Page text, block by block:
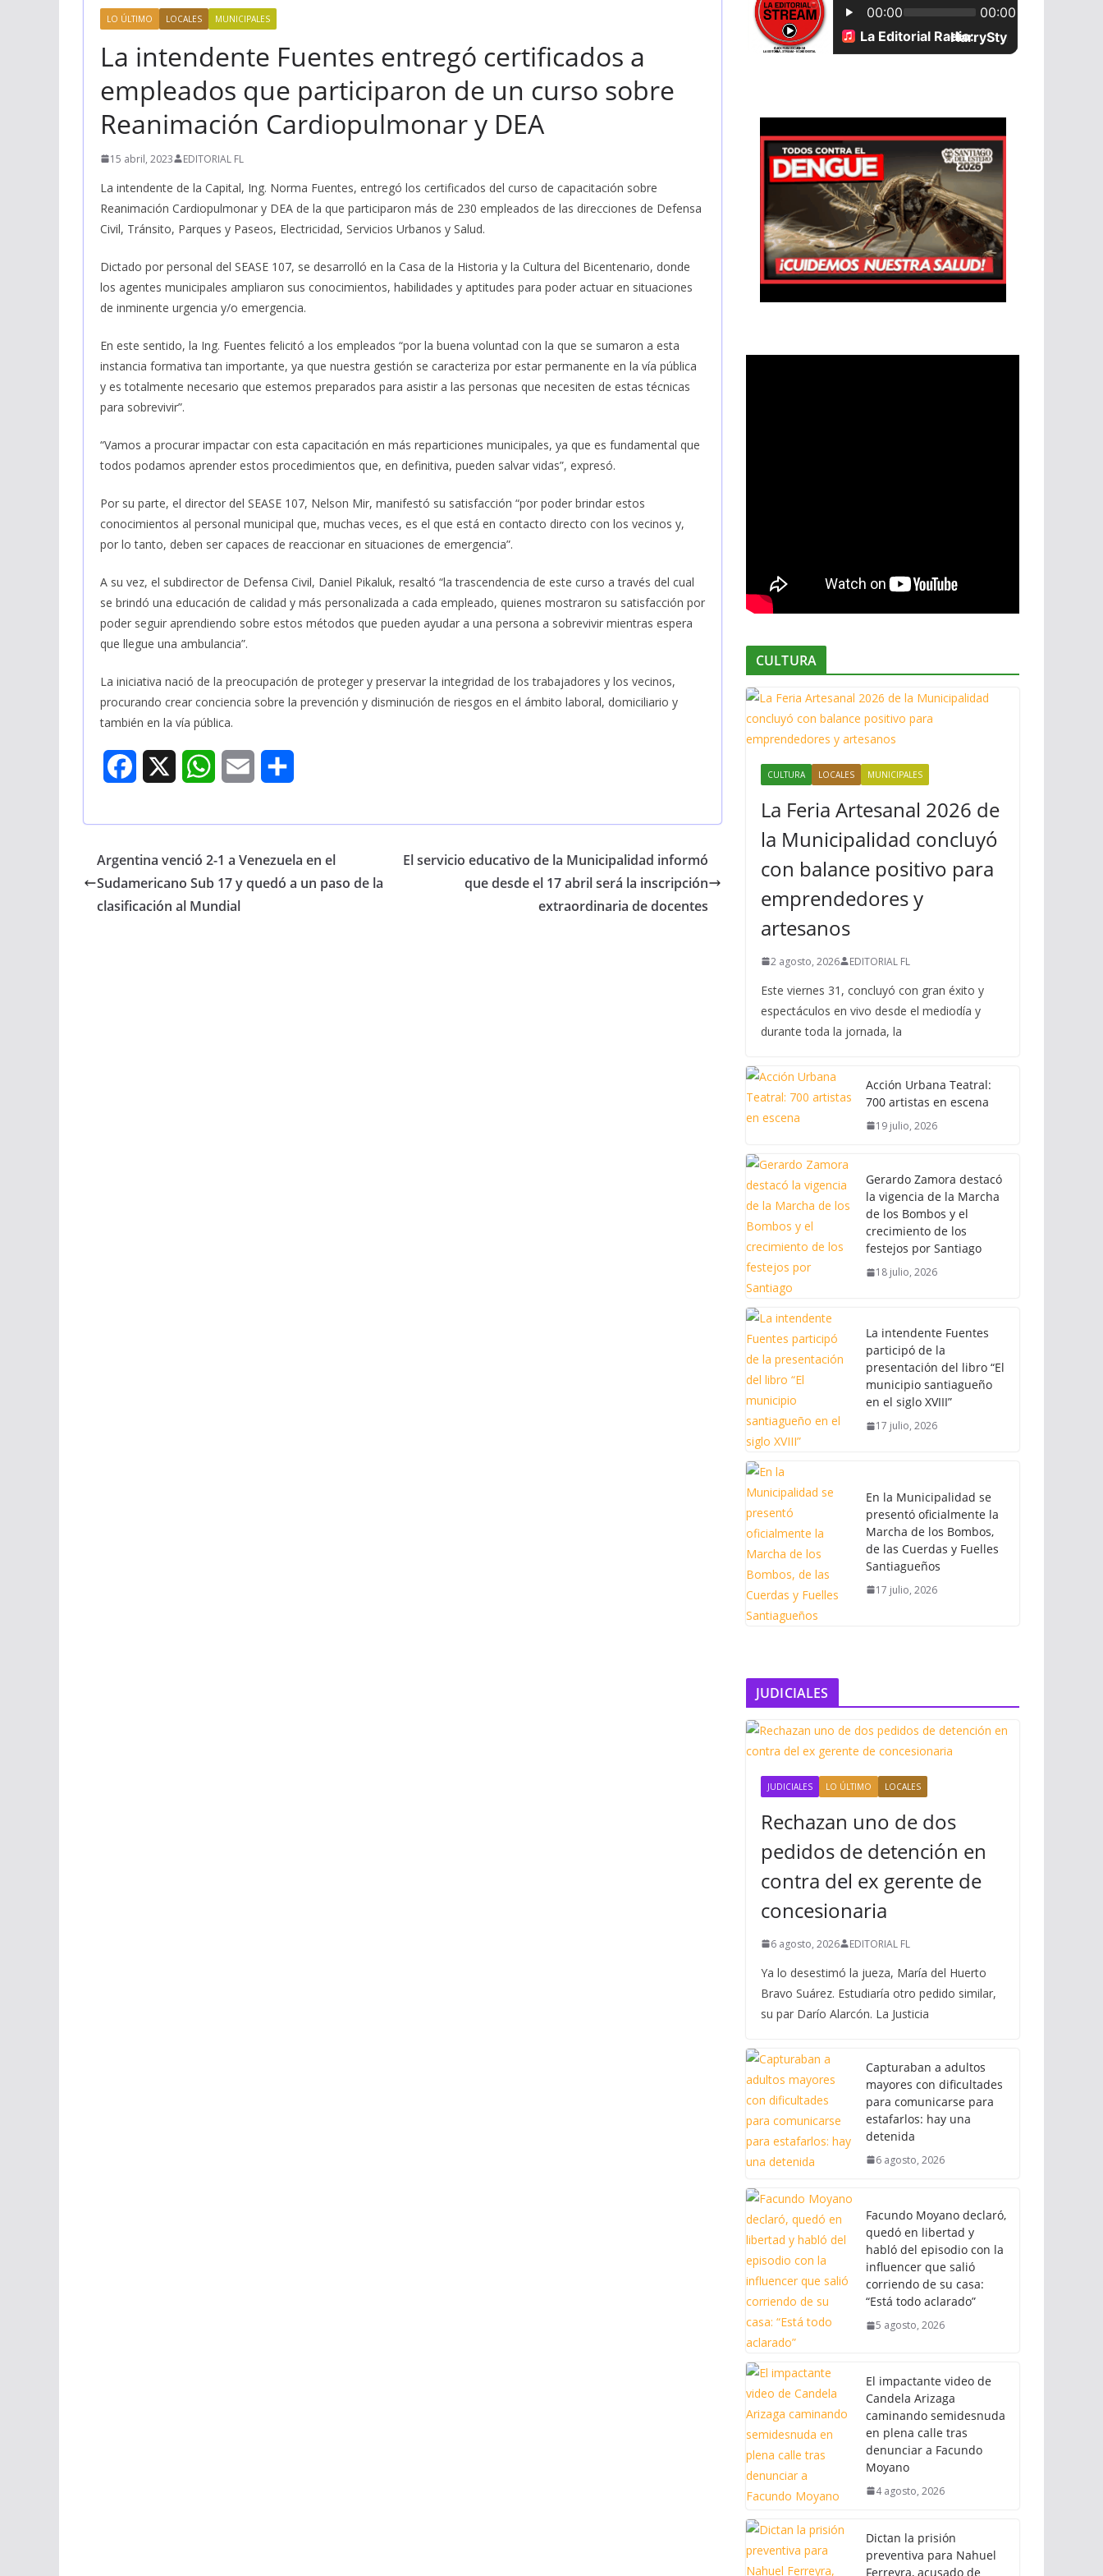
LO ÚLTIMO LOCALES MUNICIPALES
La intendente Fuentes entregó certificados a
empleados que participaron de un curso sobre
Reanimación Cardiopulmonar y DEA
15 abril, 2023 EDITORIAL FL
La intendente de la Capital, Ing. Norma Fuentes, entregó los certificados del curso de capacitación sobre
Reanimación Cardiopulmonar y DEA de la que participaron más de 230 empleados de las direcciones de Defensa
Civil, Tránsito, Parques y Paseos, Electricidad, Servicios Urbanos y Salud.
Dictado por personal del SEASE 107, se desarrolló en la Casa de la Historia y la Cultura del Bicentenario, donde
los agentes municipales ampliaron sus conocimientos, habilidades y aptitudes para poder actuar en situaciones
de inminente urgencia y/o emergencia.
En este sentido, la Ing. Fuentes felicitó a los empleados “por la buena voluntad con la que se sumaron a esta
instancia formativa tan importante, ya que nuestra gestión se caracteriza por estar permanente en la vía pública
y es totalmente necesario que estemos preparados para asistir a las personas que necesiten de estas técnicas
para sobrevivir”.
“Vamos a procurar impactar con esta capacitación en más reparticiones municipales, ya que es fundamental que
todos podamos aprender estos procedimientos que, en definitiva, pueden salvar vidas”, expresó.
Por su parte, el director del SEASE 107, Nelson Mir, manifestó su satisfacción “por poder brindar estos
conocimientos al personal municipal que, muchas veces, es el que está en contacto directo con los vecinos y,
por lo tanto, deben ser capaces de reaccionar en situaciones de emergencia”.
A su vez, el subdirector de Defensa Civil, Daniel Pikaluk, resaltó “la trascendencia de este curso a través del cual
se brindó una educación de calidad y más personalizada a cada empleado, quienes mostraron su satisfacción por
poder seguir aprendiendo sobre estos métodos que pueden ayudar a una persona a sobrevivir mientras espera
que llegue una ambulancia”.
La iniciativa nació de la preocupación de proteger y preservar la integridad de los trabajadores y los vecinos,
procurando crear conciencia sobre la prevención y disminución de riesgos en el ámbito laboral, domiciliario y
también en la vía pública.
e
W
t
i
r
Argentina venció 2-1 a Venezuela en el
Sudamericano Sub 17 y quedó a un paso de la
clasificación al Mundial
El servicio educativo de la Municipalidad informó
que desde el 17 abril será la inscripción
extraordinaria de docentes
CULTURA
CULTURA LOCALES MUNICIPALES
La Feria Artesanal 2026 de
la Municipalidad concluyó
con balance positivo para
emprendedores y
artesanos
2 agosto, 2026 EDITORIAL FL
Este viernes 31, concluyó con gran éxito y
espectáculos en vivo desde el mediodía y
durante toda la jornada, la
Acción Urbana Teatral:
700 artistas en escena
19 julio, 2026
Gerardo Zamora destacó
la vigencia de la Marcha
de los Bombos y el
crecimiento de los
festejos por Santiago
18 julio, 2026
La intendente Fuentes
participó de la
presentación del libro “El
municipio santiagueño
en el siglo XVIII”
17 julio, 2026
En la Municipalidad se
presentó oficialmente la
Marcha de los Bombos,
de las Cuerdas y Fuelles
Santiagueños
17 julio, 2026
JUDICIALES
JUDICIALES LO ÚLTIMO LOCALES
Rechazan uno de dos
pedidos de detención en
contra del ex gerente de
concesionaria
6 agosto, 2026 EDITORIAL FL
Ya lo desestimó la jueza, María del Huerto
Bravo Suárez. Estudiaría otro pedido similar,
su par Darío Alarcón. La Justicia
Capturaban a adultos
mayores con dificultades
para comunicarse para
estafarlos: hay una
detenida
6 agosto, 2026
Facundo Moyano declaró,
quedó en libertad y
habló del episodio con la
influencer que salió
corriendo de su casa:
“Está todo aclarado”
5 agosto, 2026
El impactante video de
Candela Arizaga
caminando semidesnuda
en plena calle tras
denunciar a Facundo
Moyano
4 agosto, 2026
Dictan la prisión
preventiva para Nahuel
Ferreyra, acusado de